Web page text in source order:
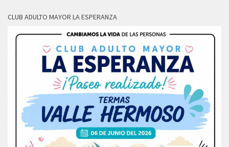
CLUB ADULTO MAYOR LA ESPERANZA